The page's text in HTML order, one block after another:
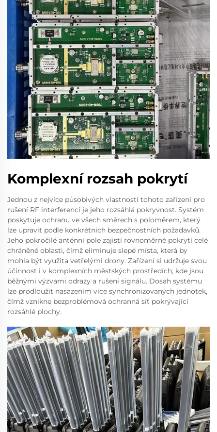
Komplexní rozsah pokrytí
Jednou z nejvíce působivých vlastností tohoto zařízení pro
rušení RF interferencí je jeho rozsáhlá pokryvnost. Systém
poskytuje ochranu ve všech směrech s poloměrem, který
lze upravit podle konkrétních bezpečnostních požadavků.
Jeho pokročilé anténní pole zajistí rovnoměrné pokrytí celé
chráněné oblasti, čímž eliminuje slepé místa, která by
mohla být využita vetřelými drony. Zařízení si udržuje svou
účinnost i v komplexních městských prostředích, kde jsou
běžnými výzvami odrazy a rušení signálu. Dosah systému
lze prodloužit nasazením více synchronizovaných jednotek,
čímž vznikne bezproblémová ochranná síť pokrývající
rozsáhlé plochy.